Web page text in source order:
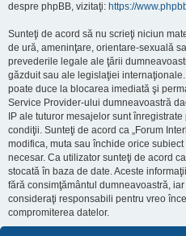
despre phpBB, vizitaţi: https://
Sunteţi de acord să nu scrieţi niciun
de ură, ameninţare, orientare-sexuală
prevederile legale ale ţării
găzduit sau ale legislaţiei
poate duce la blocarea imediată şi
Service Provider-ului dumneavoastră
IP ale tuturor mesajelor sunt
condiţii. Sunteţi de acord ca „Forum
modifica, muta sau închide orice
necesar. Ca utilizator sunteţi de acord
stocată în baza de date. Aceste
fără consimţământul dumneavoastră,
consideraţi responsabili pentru vreo
compromiterea datelor.